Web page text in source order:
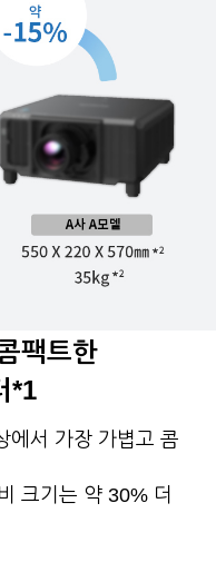
팩트한
*1
에서 가장 가볍고 콤
크기는 약 30% 더